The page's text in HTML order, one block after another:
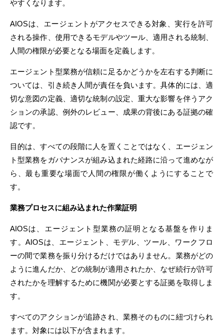
やすくなります。
AIOSは、エージェントがアクセスできる対象、実行を許可
される操作、使用できるモデルやツール、適用される統制、
人間の権限が必要となる場面を定義します。
エージェント型業務が信頼に足るかどうかを左右する判断に
ついては、引き続き人間が責任を負います。具体的には、適
切な意図の定義、適切な統制の設定、重大な影響を伴うアク
ションの承認、例外のレビュー、成果の背後にある証拠の確
認です。
目的は、すべての段階に人を置くことではなく、エージェン
ト型業務をガバナンスが組み込まれた経路に沿って進めなが
ら、最も重要な場面で人間の権限が働くようにすることで
す。
業務プロセスに組み込まれた作業証明
AIOSは、エージェント型業務の証明となる基盤を作りま
す。AIOSは、エージェント、モデル、ツール、ワークフロ
ーの間で業務を振り分けるだけではありません。業務がどの
ように進んだか、どの統制が適用されたか、なぜ続行が許可
されたかを理解するために機関が必要とする証拠を取得しま
す。
すべてのアクションが追跡され、業務そのものに紐づけられ
ます。対象には以下が含まれます。